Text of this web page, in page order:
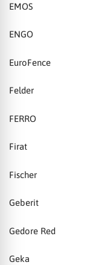
EMOS
ENGO
EuroFence
Felder
FERRO
Firat
Fischer
Geberit
Gedore Red
Geka